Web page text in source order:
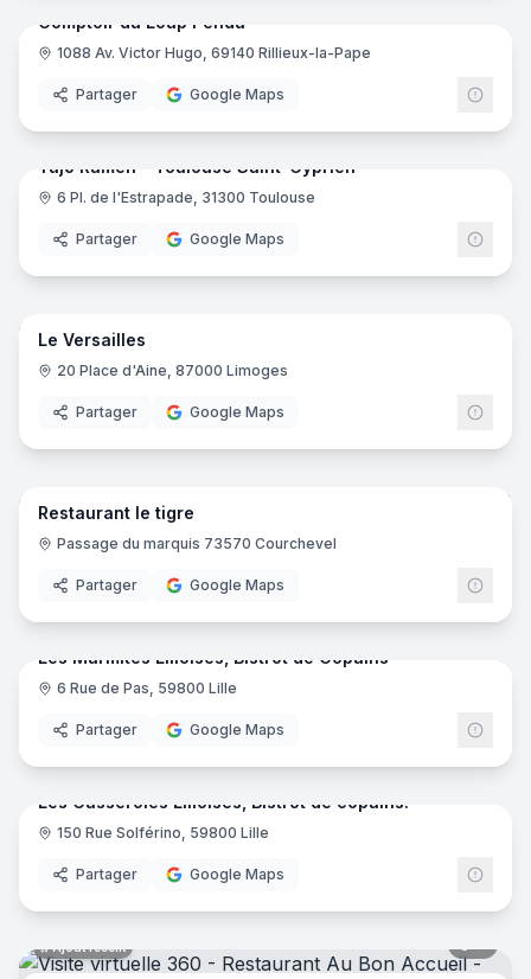
Comptoir du Loup Pendu
1088 Av. Victor Hugo, 69140 Rillieux-la-Pape
Partager Google Maps
Yūjō Ramen - Toulouse Saint-Cyprien
6 Pl. de l'Estrapade, 31300 Toulouse
Partager Google Maps
20
Le Versailles
20 Place d'Aine, 87000 Limoges
Partager Google Maps
10
Restaurant le tigre
Passage du marquis 73570 Courchevel
Partager Google Maps
10
Les Marmites Lilloises, Bistrot de Copains
6 Rue de Pas, 59800 Lille
Partager Google Maps
11
Les Casseroles Lilloises, Bistrot de copains!
150 Rue Solférino, 59800 Lille
Partager Google Maps
Ajout récent